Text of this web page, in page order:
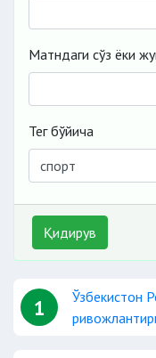
Матндаги сўз ёки
Тег бўйича
Қидирув
1
Ўзбекистон